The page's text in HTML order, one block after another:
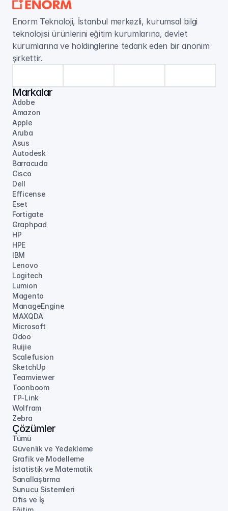
Enorm Teknoloji, İstanbul merkezli, kurumsal bilgi
teknolojisi ürünlerini eğitim kurumlarına, devlet
kurumlarına ve holdinglerine tedarik eden bir anonim
şirkettir.
Markalar
Adobe
Amazon
Apple
Aruba
Asus
Autodesk
Barracuda
Cisco
Dell
Efficense
Eset
Fortigate
Graphpad
HP
HPE
IBM
Lenovo
Logitech
Lumion
Magento
ManageEngine
MAXQDA
Microsoft
Odoo
Ruijie
Scalefusion
SketchUp
Teamviewer
Toonboom
TP-Link
Wolfram
Zebra
Çözümler
Tümü
Güvenlik ve Yedekleme
Grafik ve Modelleme
İstatistik ve Matematik
Sanallaştırma
Sunucu Sistemleri
Ofis ve İş